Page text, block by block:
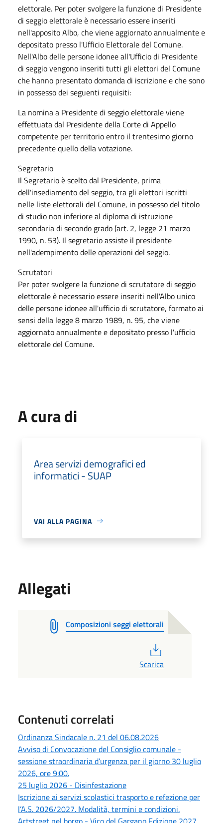
elettorale. Per poter svolgere la funzione di Presidente
di seggio elettorale è necessario essere inseriti
nell'apposito Albo, che viene aggiornato annualmente e
depositato presso l'Ufficio Elettorale del Comune.
Nell'Albo delle persone idonee all'Ufficio di Presidente
di seggio vengono inseriti tutti gli elettori del Comune
che hanno presentato domanda di iscrizione e che sono
in possesso dei seguenti requisiti:
La nomina a Presidente di seggio elettorale viene
effettuata dal Presidente della Corte di Appello
competente per territorio entro il trentesimo giorno
precedente quello della votazione.
Segretario
Il Segretario è scelto dal Presidente, prima
dell'insediamento del seggio, tra gli elettori iscritti
nelle liste elettorali del Comune, in possesso del titolo
di studio non inferiore al diploma di istruzione
secondaria di secondo grado (art. 2, legge 21 marzo
1990, n. 53). Il segretario assiste il presidente
nell'adempimento delle operazioni del seggio.
Scrutatori
Per poter svolgere la funzione di scrutatore di seggio
elettorale è necessario essere inseriti nell'Albo unico
delle persone idonee all'ufficio di scrutatore, formato ai
sensi della legge 8 marzo 1989, n. 95, che viene
aggiornato annualmente e depositato presso l'ufficio
elettorale del Comune.
A cura di
Area servizi demografici ed
informatici - SUAP
VAI ALLA PAGINA
Allegati
Composizioni seggi elettorali
Scarica
Contenuti correlati
Ordinanza Sindacale n. 21 del 06.08.2026
Avviso di Convocazione del Consiglio comunale -
sessione straordinaria d’urgenza per il giorno 30 luglio
2026, ore 9:00.
25 luglio 2026 - Disinfestazione
Iscrizione ai servizi scolastici trasporto e refezione per
l’A.S. 2026/2027. Modalità, termini e condizioni.